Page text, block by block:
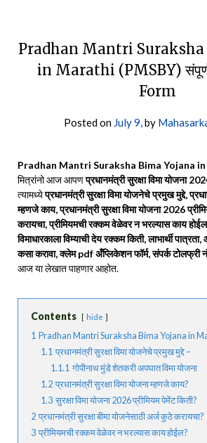
Pradhan Mantri Suraksha
in Marathi (PMSBY) संपूर्ण
Form
Posted on July 9,by
Pradhan Mantri Suraksha Bima Yojana
मित्रांनो आज आपणप्रधानमंत्री सुरक्षा विमा योजना 202
त्यामध्येप्रधानमंत्री सुरक्षा विमा योजनेचे प्रमुख मुद्दे,
म्हणजे काय, प्रधानमंत्री सुरक्षा विमा योजना 2026
करायचा, प्रीमियमची रक्कम वेळेवर न भरल्यास काय
विमाधारकाला विम्याची देय रक्कम किती, लाभार्थी
कसा करावा, क्लेम pdf अँप्लिकेशन फॉर्म, संपर्क टोलफ्री
आज या लेखात पाहणार आहोत.
Contents hide
1 Pradhan Mantri Suraksha Bima Yojana in
1.1 प्रधानमंत्री सुरक्षा विमा योजनेचे प्रमुख मुद्दे –
1.1.1 गोपीनाथ मुंडे शेतकरी अपघात विमा योजना
1.2 प्रधानमंत्री सुरक्षा विमा योजना म्हणजे काय?
1.3 सुरक्षा विमा योजना 2026 प्रीमियम पेमेंट किती?
2 प्रधानमंत्री सुरक्षा बीमा योजनेसाठी अर्ज कुठे करायचा?
3 प्रीमियमची रक्कम वेळेवर न भरल्यास काय होईल?